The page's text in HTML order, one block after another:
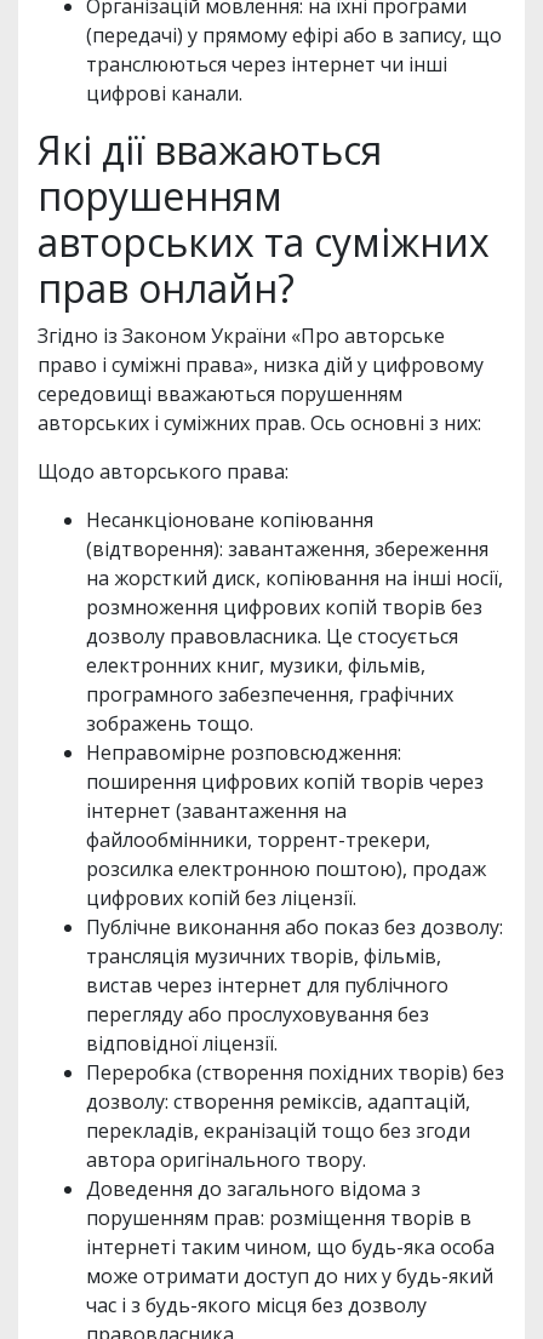
Організацій мовлення: на їхні програми
(передачі) у прямому ефірі або в запису, що
транслюються через інтернет чи інші
цифрові канали.
Які дії вважаються
порушенням
авторських та суміжних
прав онлайн?
Згідно із Законом України «Про авторське
право і суміжні права», низка дій у цифровому
середовищі вважаються порушенням
авторських і суміжних прав. Ось основні з них:
Щодо авторського права:
Несанкціоноване копіювання
(відтворення): завантаження, збереження
на жорсткий диск, копіювання на інші носії,
розмноження цифрових копій творів без
дозволу правовласника. Це стосується
електронних книг, музики, фільмів,
програмного забезпечення, графічних
зображень тощо.
Неправомірне розповсюдження:
поширення цифрових копій творів через
інтернет (завантаження на
файлообмінники, торрент-трекери,
розсилка електронною поштою), продаж
цифрових копій без ліцензії.
Публічне виконання або показ без дозволу:
трансляція музичних творів, фільмів,
вистав через інтернет для публічного
перегляду або прослуховування без
відповідної ліцензії.
Переробка (створення похідних творів) без
дозволу: створення реміксів, адаптацій,
перекладів, екранізацій тощо без згоди
автора оригінального твору.
Доведення до загального відома з
порушенням прав: розміщення творів в
інтернеті таким чином, що будь-яка особа
може отримати доступ до них у будь-який
час і з будь-якого місця без дозволу